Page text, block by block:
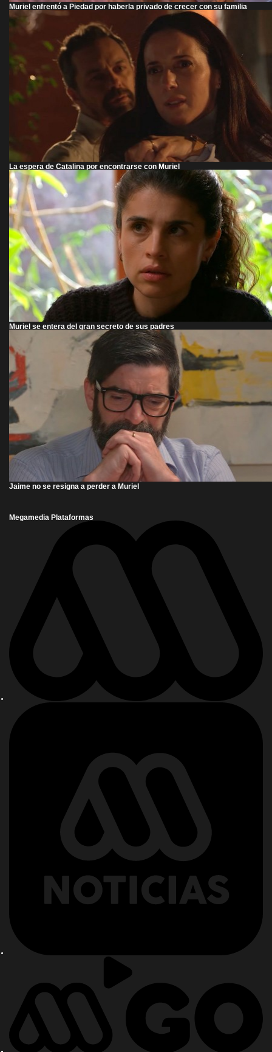
Muriel enfrentó a Piedad por haberla privado de crecer con su familia
La espera de Catalina por encontrarse con Muriel
Muriel se entera del gran secreto de sus padres
Jaime no se resigna a perder a Muriel
Megamedia Plataformas